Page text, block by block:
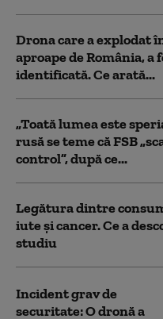
Drona care a explodat
aproape de România, a
identificată. Ce arată...
„Toată lumea este
rusă se teme că FSB
control”, după ce...
Legătura dintre
iute și cancer. Ce a
studiu
Incident grav de
securitate: O dronă a